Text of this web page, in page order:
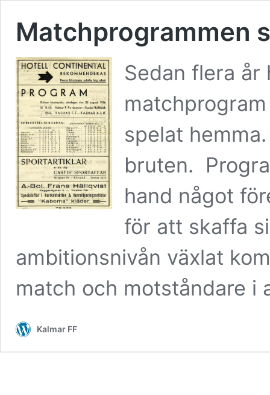
Matchprogrammen
Sedan flera
spelat
bruten.
hand något
för att skaffa
ambitionsnivån växlat
match och motståndare
Kalmar FF